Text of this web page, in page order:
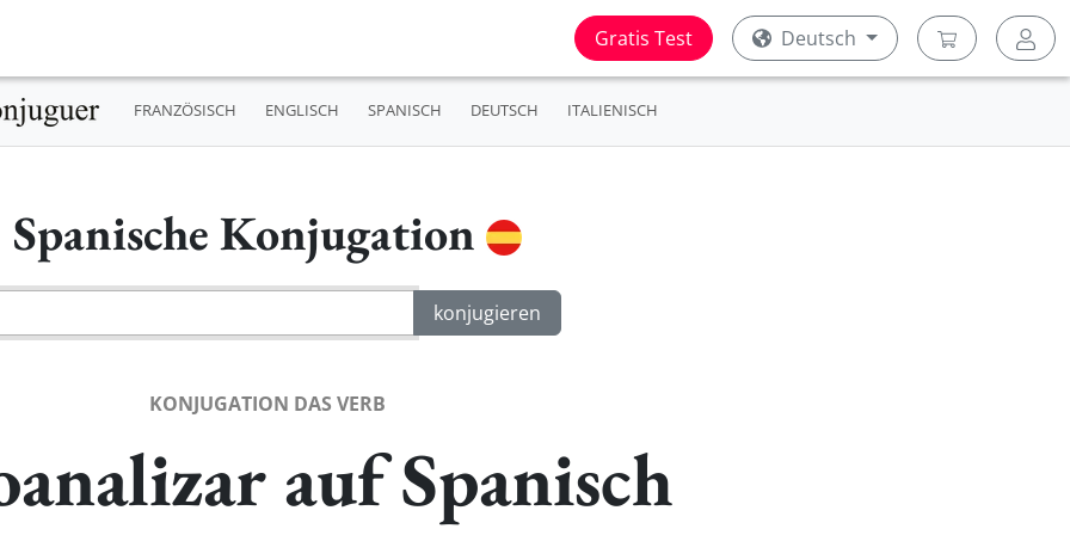
Gratis Test Deutsch
FRANZÖSISCH ENGLISCH SPANISCH DEUTSCH ITALIENISCH
Spanische Konjugation
KONJUGATION DAS VERB
auf Spanisch